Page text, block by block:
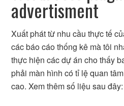
advertisment
Xuất phát từ nhu cầu thực tế
các báo cáo thống kê mà tôi
thực hiện các dự án cho thấy
phải màn hình có tỉ lệ quan
cao. Xem thêm số liệu sau đây: